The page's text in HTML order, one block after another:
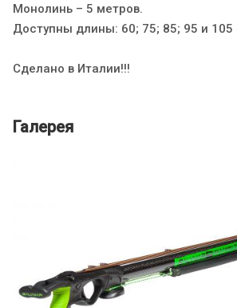
Монолинь – 5 метров.
Доступны длины: 60; 75; 85; 95 и 105
Сделано в Италии!!!
Галерея